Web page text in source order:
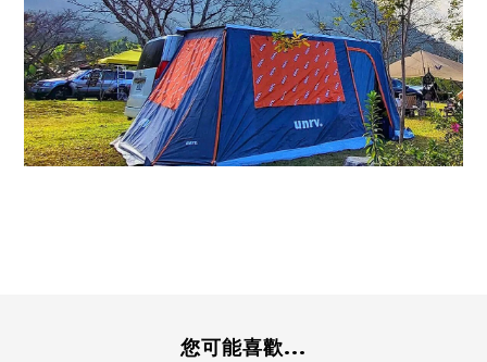
您可能喜歡...